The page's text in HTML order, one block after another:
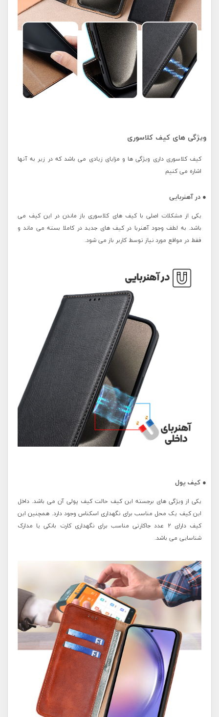
ویژگی های کیف کلاسوری
کیف کلاسوری داری ویژگی ها و مزایای زیادی می باشد که در زیر به آنها
اشاره می کنیم
● در آهنربایی
یکی از مشکلات اصلی با کیف های کلاسوری باز ماندن در این کیف می
باشد. به لطف وجود آهنربا در کیف های جدید در کاملا بسته می ماند و
فقط در مواقع مورد نیاز توسط کاربر باز می شود.
● کیف پول
یکی از ویژگی های برجسته این کیف حالت کیف پولی آن می باشد. داخل
این کیف یک محل مناسب برای نگهداری اسکناس وجود دارد. همچنین این
کیف دارای 2 عدد جاکارتی مناسب برای نگهداری کارت بانکی یا مدارک
شناسایی می باشد.